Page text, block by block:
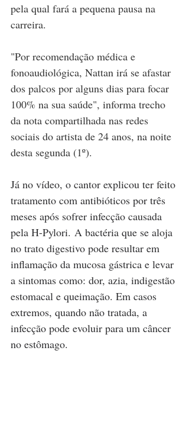
pela qual fará a pequena pausa na
carreira.
"Por recomendação médica e
fonoaudiológica, Nattan irá se afastar
dos palcos por alguns dias para focar
100% na sua saúde", informa trecho
da nota compartilhada nas redes
sociais do artista de 24 anos, na noite
desta segunda (1º).
Já no vídeo, o cantor explicou ter feito
tratamento com antibióticos por três
meses após sofrer infecção causada
pela H-Pylori. A bactéria que se aloja
no trato digestivo pode resultar em
inflamação da mucosa gástrica e levar
a sintomas como: dor, azia, indigestão
estomacal e queimação. Em casos
extremos, quando não tratada, a
infecção pode evoluir para um câncer
no estômago.